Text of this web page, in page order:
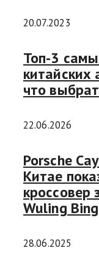
20.07.2023
Топ-3
китайских
что
22.06.2026
Porsche
Китае
Wuling
28.06.2025